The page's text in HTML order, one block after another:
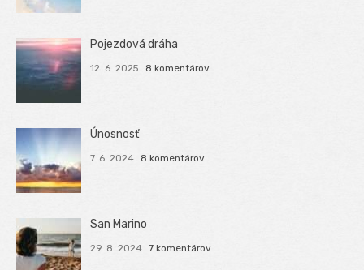
Pojezdová dráha
12. 6. 2025 8 komentárov
Únosnosť
7. 6. 2024 8 komentárov
San Marino
29. 8. 2024 7 komentárov